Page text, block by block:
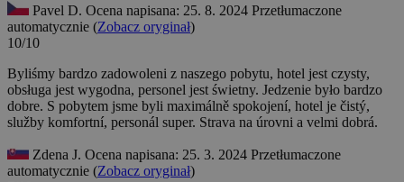
Pavel D. Ocena napisana: 25. 8. 2024 Przetłumaczone
automatycznie (Zobacz oryginał)
10/10
Byliśmy bardzo zadowoleni z naszego pobytu, hotel jest czysty,
obsługa jest wygodna, personel jest świetny. Jedzenie było bardzo
dobre. S pobytem jsme byli maximálně spokojení, hotel je čistý,
služby komfortní, personál super. Strava na úrovni a velmi dobrá.
Zdena J. Ocena napisana: 25. 3. 2024 Przetłumaczone
automatycznie (Zobacz oryginał)